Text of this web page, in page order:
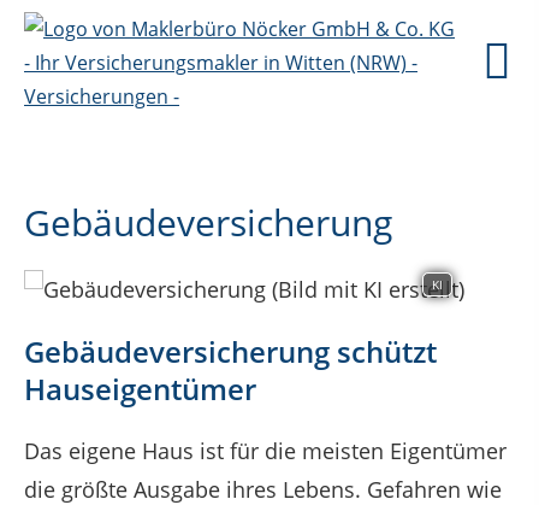
Gebäudeversicherung
KI
Gebäudeversicherung schützt
Hauseigentümer
Das eigene Haus ist für die meisten Eigentümer
die größte Ausgabe ihres Lebens. Gefahren wie